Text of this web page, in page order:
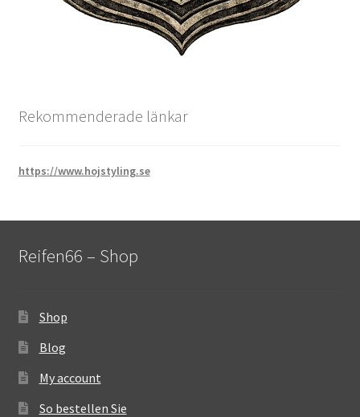
Rekommenderade länkar
https://www.hojstyling.se
Reifen66 – Shop
Shop
Blog
My account
So bestellen Sie